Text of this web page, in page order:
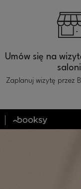
Umów się na
Zaplanuj wizytę przez